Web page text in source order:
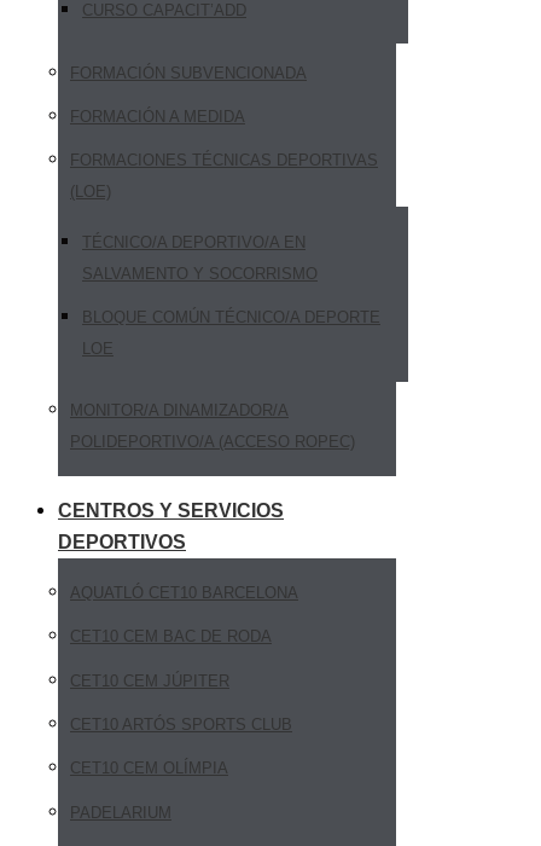
CURSO CAPACIT’ADD
FORMACIÓN SUBVENCIONADA
FORMACIÓN A MEDIDA
FORMACIONES TÉCNICAS DEPORTIVAS
(LOE)
TÉCNICO/A DEPORTIVO/A EN
SALVAMENTO Y SOCORRISMO
BLOQUE COMÚN TÉCNICO/A DEPORTE
LOE
MONITOR/A DINAMIZADOR/A
POLIDEPORTIVO/A (ACCESO ROPEC)
CENTROS Y SERVICIOS
DEPORTIVOS
AQUATLÓ CET10 BARCELONA
CET10 CEM BAC DE RODA
CET10 CEM JÚPITER
CET10 ARTÓS SPORTS CLUB
CET10 CEM OLÍMPIA
PADELARIUM